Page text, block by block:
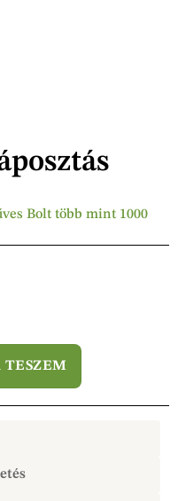
Bolt több mint 1000
TESZEM